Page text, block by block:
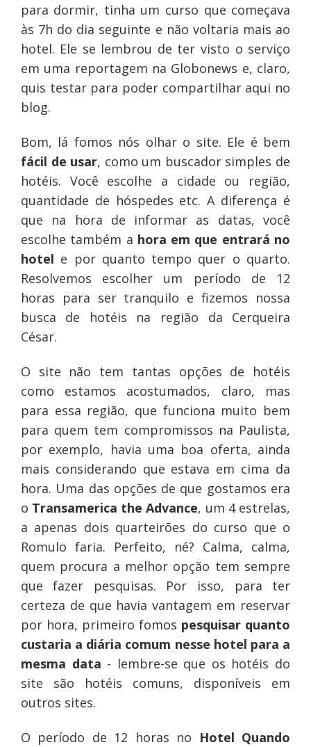
para dormir, tinha um curso que começava
às 7h do dia seguinte e não voltaria mais ao
hotel. Ele se lembrou de ter visto o serviço
em uma reportagem na Globonews e, claro,
quis testar para poder compartilhar aqui no
blog.
Bom, lá fomos nós olhar o site. Ele é bem
fácil de usar, como um buscador simples de
hotéis. Você escolhe a cidade ou região,
quantidade de hóspedes etc. A diferença é
que na hora de informar as datas, você
escolhe também a hora em que entrará no
hotel e por quanto tempo quer o quarto.
Resolvemos escolher um período de 12
horas para ser tranquilo e fizemos nossa
busca de hotéis na região da Cerqueira
César.
O site não tem tantas opções de hotéis
como estamos acostumados, claro, mas
para essa região, que funciona muito bem
para quem tem compromissos na Paulista,
por exemplo, havia uma boa oferta, ainda
mais considerando que estava em cima da
hora. Uma das opções de que gostamos era
o Transamerica the Advance, um 4 estrelas,
a apenas dois quarteirões do curso que o
Romulo faria. Perfeito, né? Calma, calma,
quem procura a melhor opção tem sempre
que fazer pesquisas. Por isso, para ter
certeza de que havia vantagem em reservar
por hora, primeiro fomos pesquisar quanto
custaria a diária comum nesse hotel para a
mesma data - lembre-se que os hotéis do
site são hotéis comuns, disponíveis em
outros sites.
O período de 12 horas no Hotel Quando